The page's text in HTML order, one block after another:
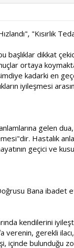
"Kısırlık
dikkat
ortaya
kadarki en
iyileşmesi
gelen
Hastalık
geçici ve
Bana
kendilerini
verenin, gerekli
bulunduğu